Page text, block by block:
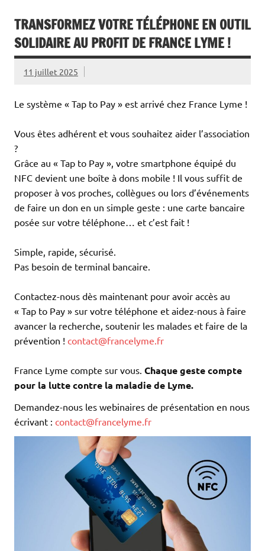
TRANSFORMEZ VOTRE TÉLÉPHONE EN OUTIL
SOLIDAIRE AU PROFIT DE FRANCE LYME !
11 juillet 2025
Le système « Tap to Pay » est arrivé chez France Lyme !
Vous êtes adhérent et vous souhaitez aider l’association
?
Grâce au « Tap to Pay », votre smartphone équipé du
NFC devient une boîte à dons mobile ! Il vous suffit de
proposer à vos proches, collègues ou lors d’événements
de faire un don en un simple geste : une carte bancaire
posée sur votre téléphone… et c’est fait !
Simple, rapide, sécurisé.
Pas besoin de terminal bancaire.
Contactez-nous dès maintenant pour avoir accès au
« Tap to Pay » sur votre téléphone et aidez-nous à faire
avancer la recherche, soutenir les malades et faire de la
prévention ! contact@francelyme.fr
France Lyme compte sur vous. Chaque geste compte
pour la lutte contre la maladie de Lyme.
Demandez-nous les webinaires de présentation en nous
écrivant : contact@francelyme.fr